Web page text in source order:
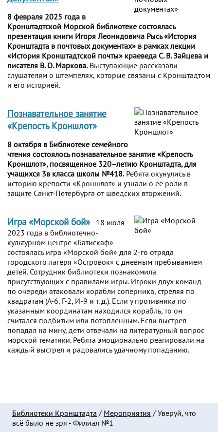
8 февраля 2025 года в
Кронштадтской Морской библиотеке состоялась
презентация книги Игоря Леонидовича Рысь «История
Кронштадта в почтовых документах» в рамках лекции
«История Кронштадтской почты» краеведа С. В. Зайцева и
писателя В. О. Маркова.Выступающие рассказали
слушателям о штемпелях, которые связаны с Кронштадтом
и его историей.
Познавательное занятие
«Крепость Кроншлот»
8 октября в Библиотеке семейного
чтения состоялось познавательное занятие «Крепость
Кроншлот», посвященное 320–летию Кронштадта, для
учащихся 3в класса школы №418.Ребята окунулись в
историю крепости «Кроншлот» и узнали о её роли в
защите Санкт-Петербурга от шведских вторжений.
Игра «Морской бой»
18 июля
2023 года в библиотечно-
культурном центре «Батискаф»
состоялась игра «Морской бой» для 2-го отряда
городского лагеря «Островок» с дневным пребыванием
детей. Сотрудник библиотеки познакомила
присутствующих с правилами игры. Игроки двух команд
по очереди атаковали корабли соперника, стреляя по
квадратам (А-6, Г-2, И-9 и т. д.). Если у противника по
указанным координатам находился корабль, то он
считался подбитым или потопленным. Если выстрел
попадал на мину, дети отвечали на литературный вопрос
морской тематики. Ребята эмоционально реагировали на
каждый выстрел и радовались удачному попаданию.
Библиотеки Кронштадта / Мероприятия / Уверуй, что
всё было не зря - Филиал №1